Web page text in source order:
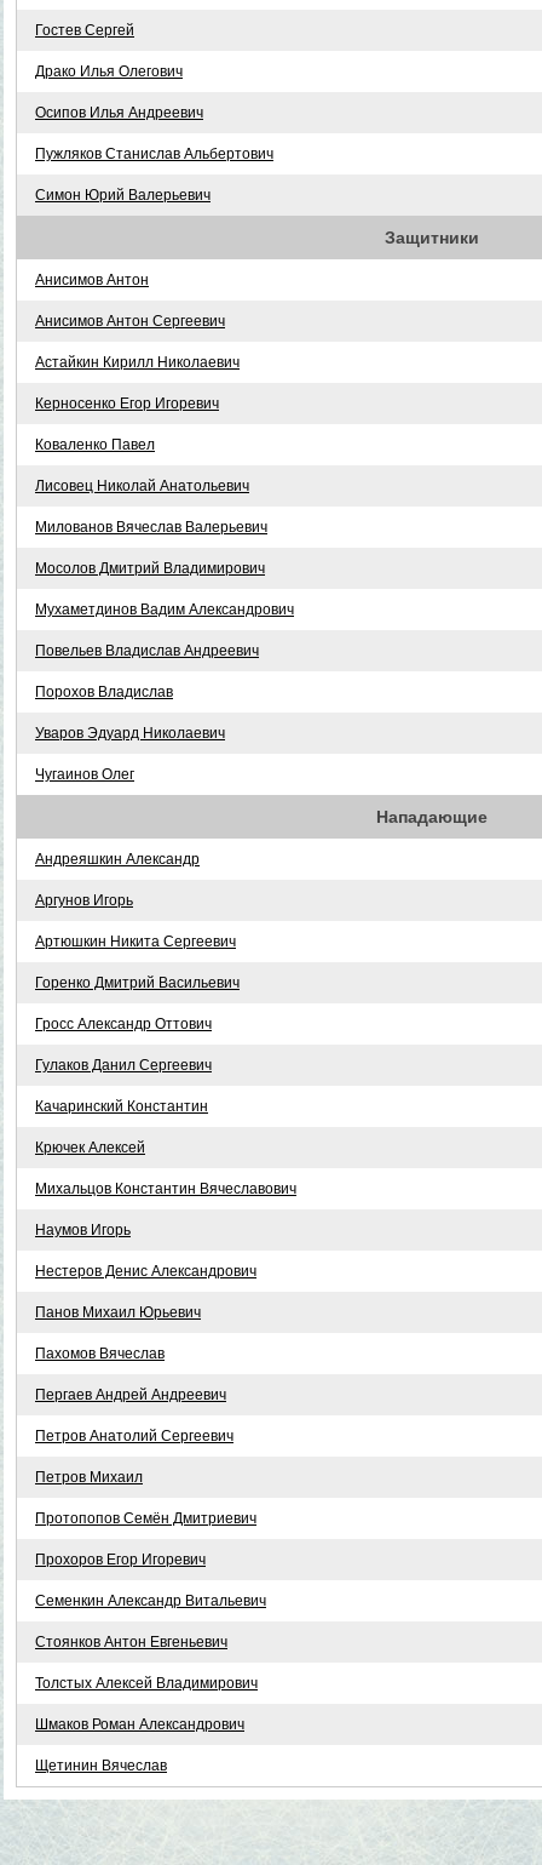
Гостев Сергей
Драко Илья Олегович
Осипов Илья Андреевич
Пужляков Станислав Альбертович
Симон Юрий Валерьевич
Защитники
Анисимов Антон
Анисимов Антон Сергеевич
Астайкин Кирилл Николаевич
Керносенко Егор Игоревич
Коваленко Павел
Лисовец Николай Анатольевич
Милованов Вячеслав Валерьевич
Мосолов Дмитрий Владимирович
Мухаметдинов Вадим Александрович
Повельев Владислав Андреевич
Порохов Владислав
Уваров Эдуард Николаевич
Чугаинов Олег
Нападающие
Андреяшкин Александр
Аргунов Игорь
Артюшкин Никита Сергеевич
Горенко Дмитрий Васильевич
Гросс Александр Оттович
Гулаков Данил Сергеевич
Качаринский Константин
Крючек Алексей
Михальцов Константин Вячеславович
Наумов Игорь
Нестеров Денис Александрович
Панов Михаил Юрьевич
Пахомов Вячеслав
Пергаев Андрей Андреевич
Петров Анатолий Сергеевич
Петров Михаил
Протопопов Семён Дмитриевич
Прохоров Егор Игоревич
Семенкин Александр Витальевич
Стоянков Антон Евгеньевич
Толстых Алексей Владимирович
Шмаков Роман Александрович
Щетинин Вячеслав